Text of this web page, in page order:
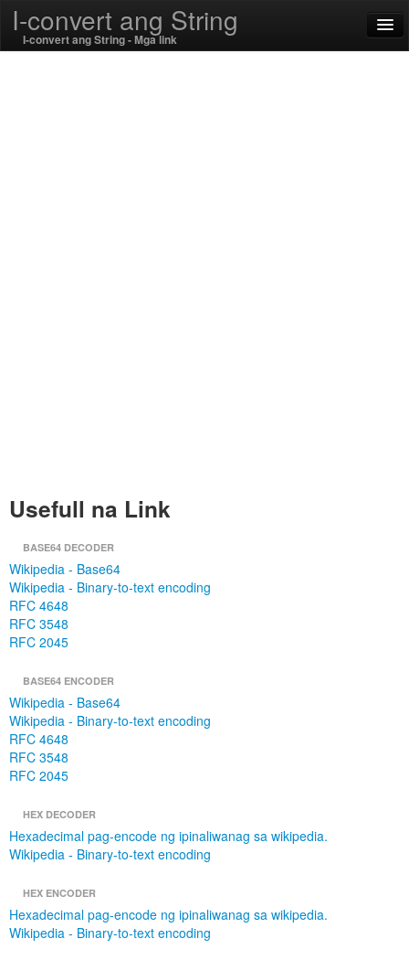
I-convert ang String
I-convert ang String - Mga link
Usefull na Link
BASE64 DECODER
Wikipedia - Base64
Wikipedia - Binary-to-text encoding
RFC 4648
RFC 3548
RFC 2045
BASE64 ENCODER
Wikipedia - Base64
Wikipedia - Binary-to-text encoding
RFC 4648
RFC 3548
RFC 2045
HEX DECODER
Hexadecimal pag-encode ng ipinaliwanag sa wikipedia.
Wikipedia - Binary-to-text encoding
HEX ENCODER
Hexadecimal pag-encode ng ipinaliwanag sa wikipedia.
Wikipedia - Binary-to-text encoding